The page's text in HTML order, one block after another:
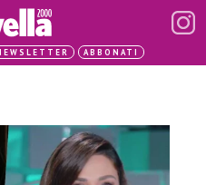
ABBONATI